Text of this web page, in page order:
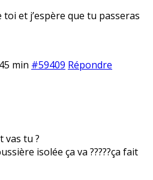
et j’espère que tu passeras
min #59409 Répondre
vas tu ?
isolée ça va ?????ça fait